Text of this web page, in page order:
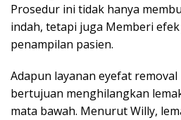
Prosedur ini tidak hanya
indah, tetapi juga Memberi
penampilan pasien.
Adapun layanan eyefat
bertujuan menghilangkan
mata bawah. Menurut Willy,